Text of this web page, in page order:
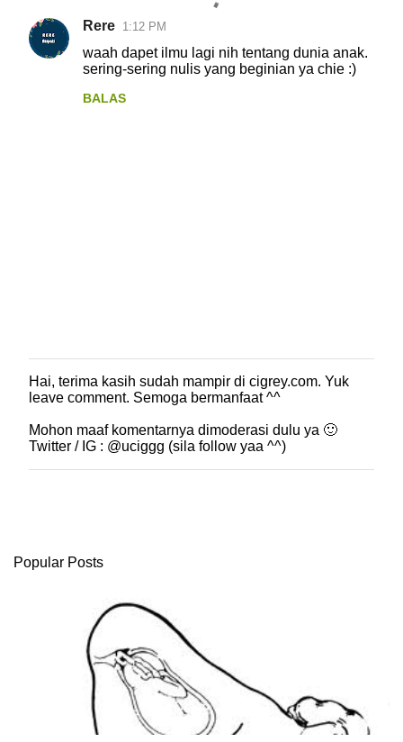
Rere 1:12 PM
waah dapet ilmu lagi nih tentang dunia anak.
sering-sering nulis yang beginian ya chie :)
BALAS
P
o
t
n
n
Hai, terima kasih sudah mampir di cigrey.com. Yuk
leave comment. Semoga bermanfaat ^^
Mohon maaf komentarnya dimoderasi dulu ya 🙂
Twitter / IG : @uciggg (sila follow yaa ^^)
Popular Posts